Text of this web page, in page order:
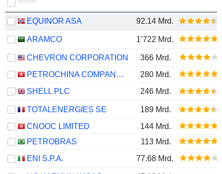
EQUINOR ASA 92.14 Mrd.
ARAMCO 1’722 Mrd.
CHEVRON CORPORATION
366 Mrd.
PETROCHINA COMPANY LIMITED
280 Mrd.
SHELL PLC
246 Mrd.
TOTALENERGIES SE
189 Mrd.
CNOOC LIMITED
144 Mrd.
PETROBRAS
113 Mrd.
ENI S.P.A.
77.68 Mrd.